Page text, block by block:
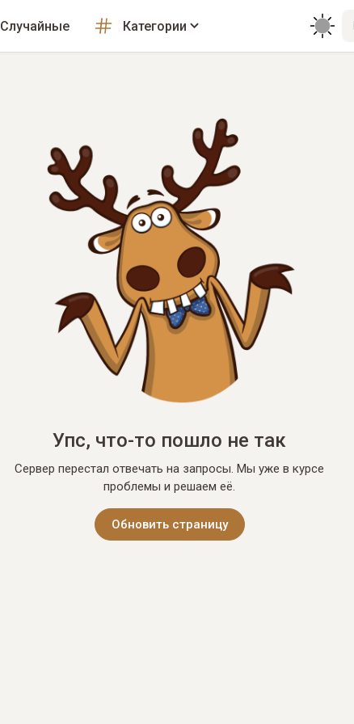
Случайные Категории
Упс, что-то пошло не так
Сервер перестал отвечать на запросы. Мы уже в курсе
проблемы и решаем её.
Обновить страницу